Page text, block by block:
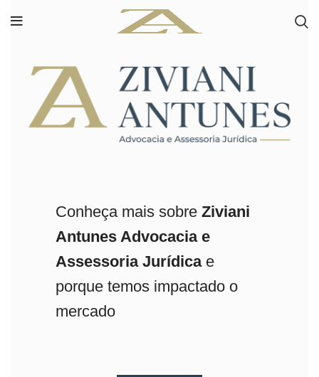
Conheça mais sobre Ziviani
Antunes Advocacia e
Assessoria Jurídicae
porque temos impactado o
mercado